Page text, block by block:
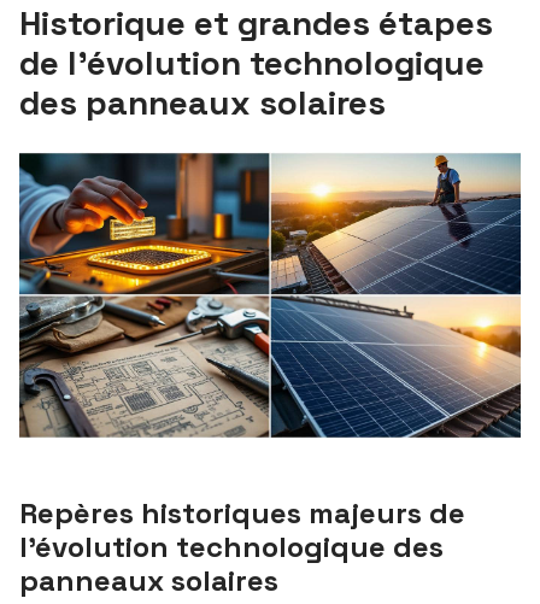
Historique et grandes étapes
de l’évolution technologique
des panneaux solaires
Repères historiques majeurs de
l’évolution technologique des
panneaux solaires